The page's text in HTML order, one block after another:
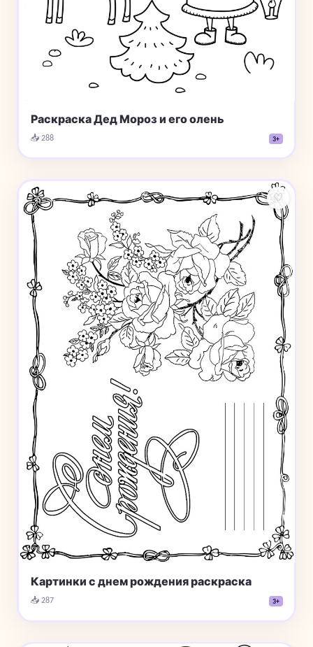
Раскраска Дед Мороз и его олень
📥 288 3+
♡
Картинки с днем рождения раскраска
📥 287 3+